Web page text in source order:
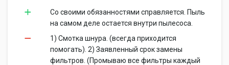
Со своими обязанностями справляется. Пыль
на самом деле остается внутри пылесоса.
1) Смотка шнура. (всегда приходится
помогать). 2) Заявленный срок замены
фильтров. (Промываю все фильтры каждый